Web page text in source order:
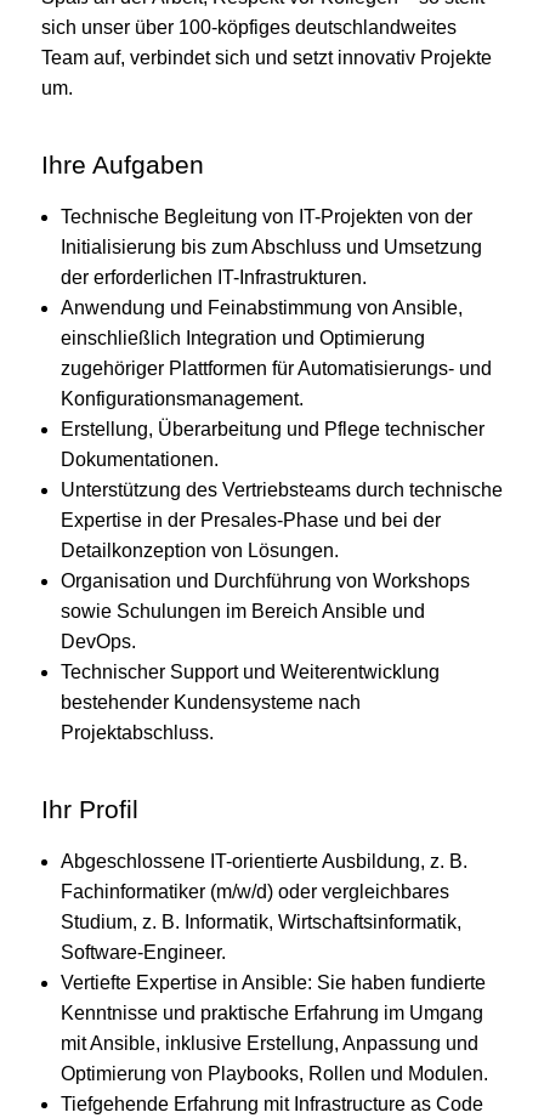
sich unser über 100-köpfiges deutschlandweites
Team auf, verbindet sich und setzt innovativ Projekte
um.
Ihre Aufgaben
Technische Begleitung von IT-Projekten von der
Initialisierung bis zum Abschluss und Umsetzung
der erforderlichen IT-Infrastrukturen.
Anwendung und Feinabstimmung von Ansible,
einschließlich Integration und Optimierung
zugehöriger Plattformen für Automatisierungs- und
Konfigurationsmanagement.
Erstellung, Überarbeitung und Pflege technischer
Dokumentationen.
Unterstützung des Vertriebsteams durch technische
Expertise in der Presales-Phase und bei der
Detailkonzeption von Lösungen.
Organisation und Durchführung von Workshops
sowie Schulungen im Bereich Ansible und
DevOps.
Technischer Support und Weiterentwicklung
bestehender Kundensysteme nach
Projektabschluss.
Ihr Profil
Abgeschlossene IT-orientierte Ausbildung, z. B.
Fachinformatiker (m/w/d) oder vergleichbares
Studium, z. B. Informatik, Wirtschaftsinformatik,
Software-Engineer.
Vertiefte Expertise in Ansible: Sie haben fundierte
Kenntnisse und praktische Erfahrung im Umgang
mit Ansible, inklusive Erstellung, Anpassung und
Optimierung von Playbooks, Rollen und Modulen.
Tiefgehende Erfahrung mit Infrastructure as Code